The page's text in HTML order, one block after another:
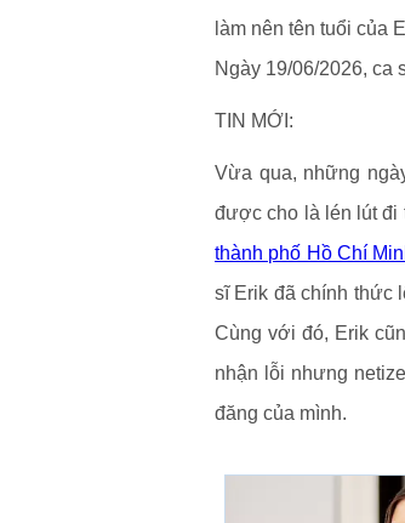
làm nên tên tuổi của
Ngày 19/06/2026,
TIN MỚI:
Vừa qua, những
được cho là lén lút đi
thành phố Hồ Chí
sĩ Erik đã chính thức
Cùng với đó, Erik
nhận lỗi nhưng
đăng của mình.